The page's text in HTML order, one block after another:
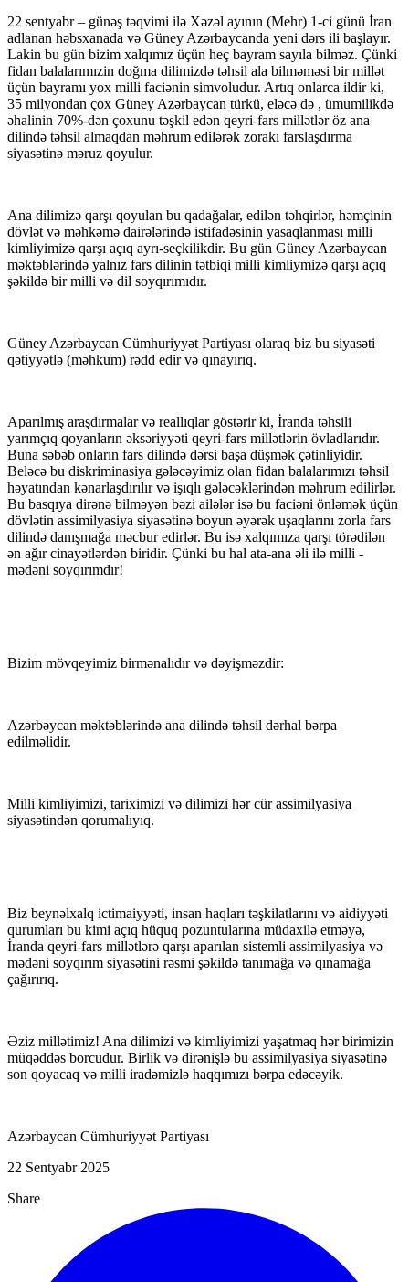
22 sentyabr – günəş təqvimi ilə Xəzəl ayının (Mehr) 1-ci günü İran
adlanan həbsxanada və Güney Azərbaycanda yeni dərs ili başlayır.
Lakin bu gün bizim xalqımız üçün heç bayram sayıla bilməz. Çünki
fidan balalarımızin doğma dilimizdə təhsil ala bilməməsi bir millət
üçün bayramı yox milli faciənin simvoludur. Artıq onlarca ildir ki,
35 milyondan çox Güney Azərbaycan türkü, eləcə də , ümumilikdə
əhalinin 70%-dən çoxunu təşkil edən qeyri-fars millətlər öz ana
dilində təhsil almaqdan məhrum edilərək zorakı farslaşdırma
siyasətinə məruz qoyulur.
Ana dilimizə qarşı qoyulan bu qadağalar, edilən təhqirlər, həmçinin
dövlət və məhkəmə dairələrində istifadəsinin yasaqlanması milli
kimliyimizə qarşı açıq ayrı-seçkilikdir. Bu gün Güney Azərbaycan
məktəblərində yalnız fars dilinin tətbiqi milli kimliymizə qarşı açıq
şəkildə bir milli və dil soyqırımıdır.
Güney Azərbaycan Cümhuriyyət Partiyası olaraq biz bu siyasəti
qətiyyətlə (məhkum) rədd edir və qınayırıq.
Aparılmış araşdırmalar və reallıqlar göstərir ki, İranda təhsili
yarımçıq qoyanların əksəriyyəti qeyri-fars millətlərin övladlarıdır.
Buna səbəb onların fars dilində dərsi başa düşmək çətinliyidir.
Beləcə bu diskriminasiya gələcəyimiz olan fidan balalarımızı təhsil
həyatından kənarlaşdırılır və işıqlı gələcəklərindən məhrum edilirlər.
Bu basqıya dirənə bilməyən bəzi ailələr isə bu faciəni önləmək üçün
dövlətin assimilyasiya siyasətinə boyun əyərək uşaqlarını zorla fars
dilində danışmağa məcbur edirlər. Bu isə xalqımıza qarşı törədilən
ən ağır cinayətlərdən biridir. Çünki bu hal ata-ana əli ilə milli -
mədəni soyqırımdır!
Bizim mövqeyimiz birmənalıdır və dəyişməzdir:
Azərbəycan məktəblərində ana dilində təhsil dərhal bərpa
edilməlidir.
Milli kimliyimizi, tariximizi və dilimizi hər cür assimilyasiya
siyasətindən qorumalıyıq.
Biz beynəlxalq ictimaiyyəti, insan haqları təşkilatlarını və aidiyyəti
qurumları bu kimi açıq hüquq pozuntularına müdaxilə etməyə,
İranda qeyri-fars millətlərə qarşı aparılan sistemli assimilyasiya və
mədəni soyqırım siyasətini rəsmi şəkildə tanımağa və qınamağa
çağırırıq.
Əziz millətimiz! Ana dilimizi və kimliyimizi yaşatmaq hər birimizin
müqəddəs borcudur. Birlik və dirənişlə bu assimilyasiya siyasətinə
son qoyacaq və milli iradəmizlə haqqımızı bərpa edəcəyik.
Azərbaycan Cümhuriyyət Partiyası
22 Sentyabr 2025
Share